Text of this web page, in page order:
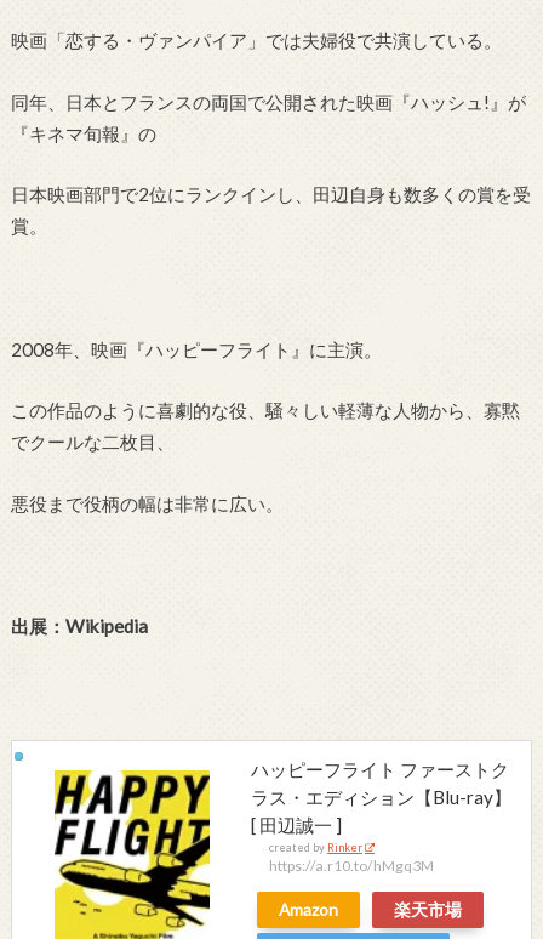
映画「恋する・ヴァンパイア」では夫婦役で共演している。
同年、日本とフランスの両国で公開された映画『ハッシュ!』が
『キネマ旬報』の
日本映画部門で2位にランクインし、田辺自身も数多くの賞を受
賞。
2008年、映画『ハッピーフライト』に主演。
この作品のように喜劇的な役、騒々しい軽薄な人物から、寡黙
でクールな二枚目、
悪役まで役柄の幅は非常に広い。
出展：Wikipedia
ハッピーフライト ファーストク
ラス・エディション【Blu-ray】
[ 田辺誠一 ]
created by Rinker
https://a.r10.to/hMgq3M
Amazon
楽天市場